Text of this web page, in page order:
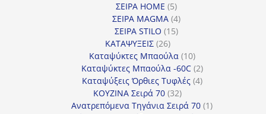
ΣΕΙΡΑ HOME 55
προϊόντα
ΣΕΙΡΑ MAGMA 44
προϊόντα
ΣΕΙΡΑ STILO 1515
ΚΑΤΑΨΥΞΕΙΣ 2626
προϊόντα
Καταψύκτες Μπαούλα 1010
προϊόντα
Καταψύκτες Μπαούλα -60C 22
προϊόντα
Καταψύξεις Όρθιες Τυφλές 44
ΚΟΥΖΙΝΑ Σειρά 70 3232
προϊόντα
Ανατρεπόμενα Τηγάνια Σειρά 70 11